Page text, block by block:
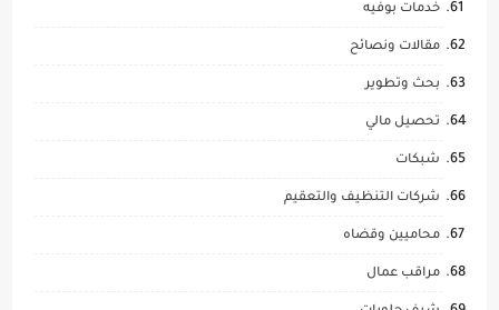
خدمات بوفيه
مقالات ونصائح
بحث وتطوير
تحصيل مالي
شبكات
شركات التنظيف والتعقيم
محاميين وقضاه
مراقب عمال